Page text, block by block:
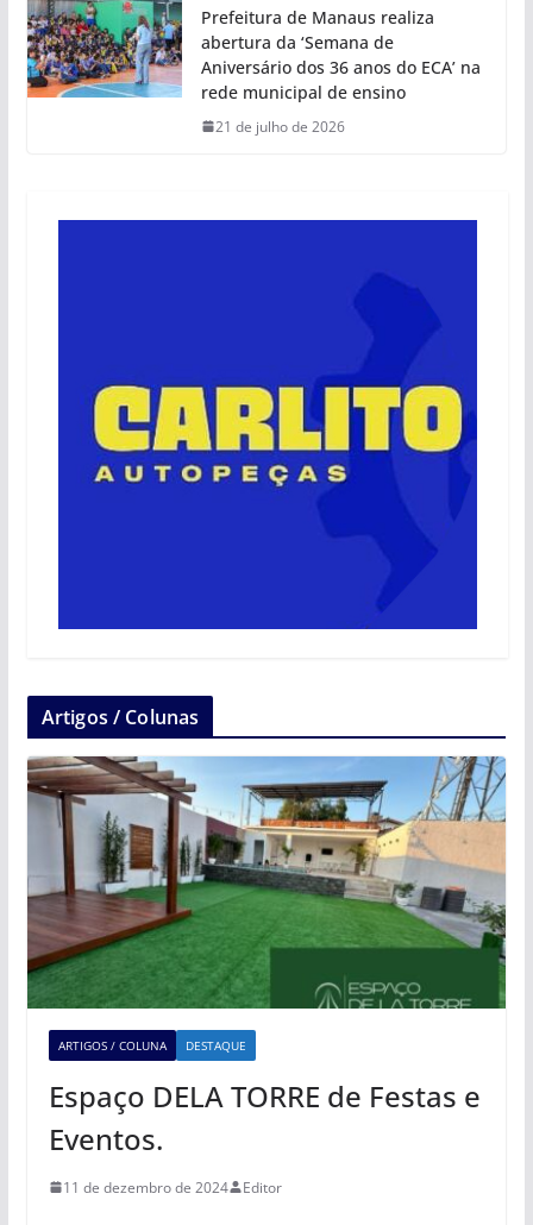
Prefeitura de Manaus realiza
abertura da ‘Semana de
Aniversário dos 36 anos do ECA’ na
rede municipal de ensino
21 de julho de 2026
Artigos / Colunas
ARTIGOS / COLUNA DESTAQUE
Espaço DELA TORRE de Festas e
Eventos.
11 de dezembro de 2024 Editor